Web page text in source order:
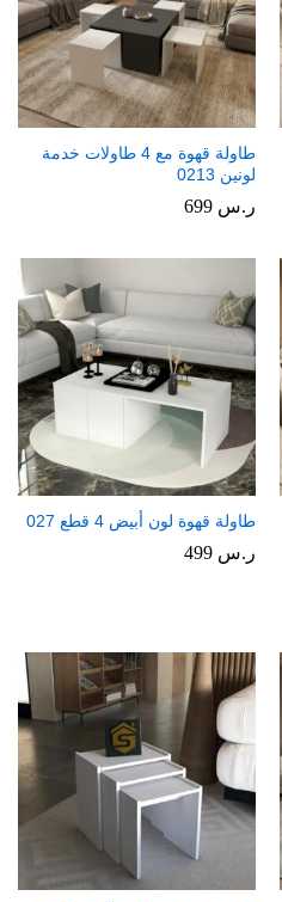
طاولة قهوة مع 4 طاولات خدمة
لونين 0213
ر.س
طاولة قهوة لون أبيض 4 قطع 027
ر.س